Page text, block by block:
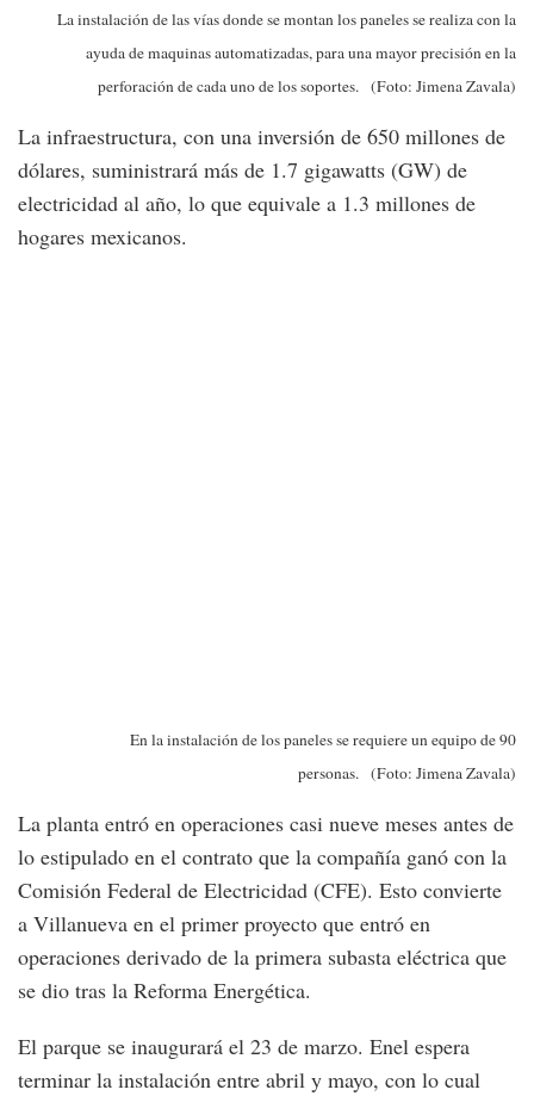
La instalación de las vías donde se montan los paneles se realiza con la
ayuda de maquinas automatizadas, para una mayor precisión en la
perforación de cada uno de los soportes. (Foto: Jimena Zavala)
La infraestructura, con una inversión de 650 millones de
dólares, suministrará más de 1.7 gigawatts (GW) de
electricidad al año, lo que equivale a 1.3 millones de
hogares mexicanos.
En la instalación de los paneles se requiere un equipo de 90
personas. (Foto: Jimena Zavala)
La planta entró en operaciones casi nueve meses antes de
lo estipulado en el contrato que la compañía ganó con la
Comisión Federal de Electricidad (CFE). Esto convierte
a Villanueva en el primer proyecto que entró en
operaciones derivado de la primera subasta eléctrica que
se dio tras la Reforma Energética.
El parque se inaugurará el 23 de marzo. Enel espera
terminar la instalación entre abril y mayo, con lo cual